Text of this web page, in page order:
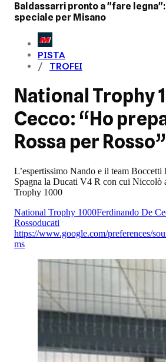
Baldassarri pronto a "fare
speciale per Misano
PISTA
TROFEI
National Trophy
Cecco: “Ho
Rossa per Rosso”
L’espertissimo Nando e il team Boccetti
Spagna la Ducati V4 R con cui Niccolò
Trophy 1000
National Trophy 1000Ferdinando De
Rossoducati
https://www.google.com/preferences/
ms